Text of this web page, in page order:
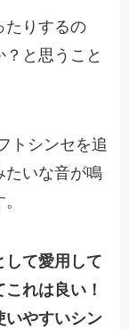
たりするの
と思うこと
トシンセを追
たいな音が鳴
して愛用して
れは良い！
いやすいシン